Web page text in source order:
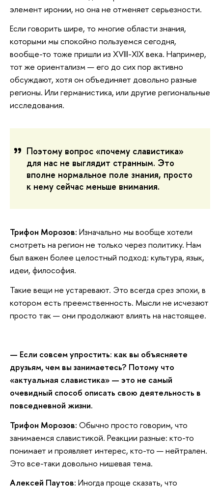
элемент иронии, но она не отменяет серьезности.
Если говорить шире, то многие области знания,
которыми мы спокойно пользуемся сегодня,
вообще-то тоже пришли из XVIII-XIX века. Например,
тот же ориентализм — его до сих пор активно
обсуждают, хотя он объединяет довольно разные
регионы. Или германистика, или другие региональные
исследования.
Поэтому вопрос «почему славистика»
для нас не выглядит странным. Это
вполне нормальное поле знания, просто
к нему сейчас меньше внимания.
Трифон Морозов: Изначально мы вообще хотели
смотреть на регион не только через политику. Нам
был важен более целостный подход: культура, язык,
идеи, философия.
Такие вещи не устаревают. Это всегда срез эпохи, в
котором есть преемственность. Мысли не исчезают
просто так — они продолжают влиять на настоящее.
— Если совсем упростить: как вы объясняете
друзьям, чем вы занимаетесь? Потому что
«актуальная славистика» — это не самый
очевидный способ описать свою деятельность в
повседневной жизни.
Трифон Морозов: Обычно просто говорим, что
занимаемся славистикой. Реакции разные: кто-то
понимает и проявляет интерес, кто-то — нейтрален.
Это все-таки довольно нишевая тема.
Алексей Паутов: Иногда проще сказать, что